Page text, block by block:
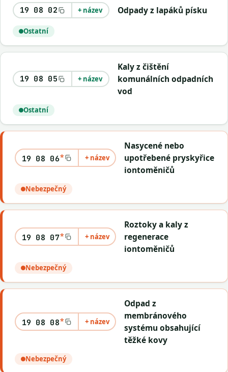
19 08 02 + název Odpady z lapáků písku
Ostatní
19 08 05 + název
Kaly z čištění
komunálních odpadních
vod
Ostatní
19 08 06* + název
Nasycené nebo
upotřebené pryskyřice
iontoměničů
Nebezpečný
19 08 07* + název
Roztoky a kaly z
regenerace
iontoměničů
Nebezpečný
19 08 08* + název
Odpad z
membránového
systému obsahující
těžké kovy
Nebezpečný